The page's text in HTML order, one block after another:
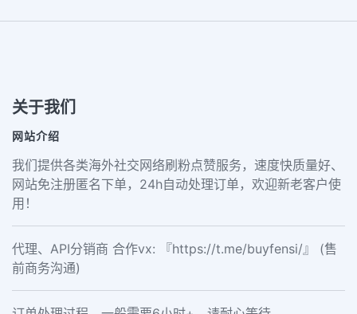
关于我们
网站介绍
我们提供各类海外社交网络刷粉点赞服务，速度快质量好、
网站免注册匿名下单，24h自动处理订单，欢迎新老客户使
用！
代理、API分销商 合作vx: 『https://t.me/buyfensi/』 (售
前商务沟通)